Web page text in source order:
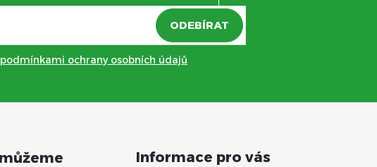
podmínkami ochrany osobních údajů
ODEBÍRAT
Informace pro vás